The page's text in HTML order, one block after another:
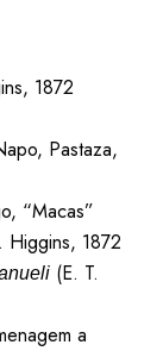
1872
Pastaza,
“Macas”
Higgins, 1872
(E. T.
a